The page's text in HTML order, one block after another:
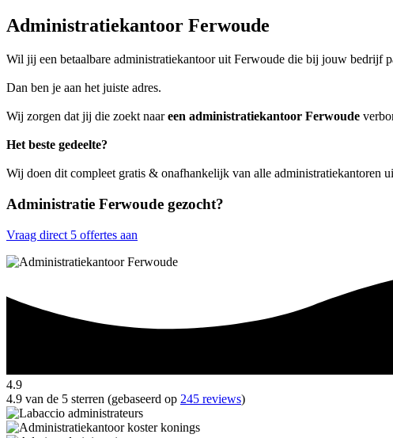
Administratiekantoor Ferwoude
Wil jij een betaalbare administratiekantoor uit Ferwoude die bij jouw bedrijf
Dan ben je aan het juiste adres.
Wij zorgen dat jij die zoekt naareen administratiekantoor Ferwoude
Het beste gedeelte?
Wij doen dit compleet gratis & onafhankelijk van alle administratiekantoren
Administratie Ferwoude gezocht?
Vraag direct 5 offertes aan
4.9
4.9 van de 5 sterren (gebaseerd op 245 reviews)